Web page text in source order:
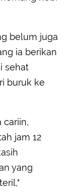
belum juga
ia berikan
sehat
buruk ke
cariin,
jam 12
yang